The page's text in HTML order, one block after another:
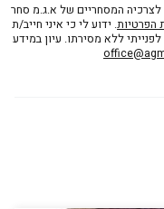
המסחריים של א.ג.מ סחר
הפרטיות. ידוע לי כי איני חייב/ת
ללא מסירתו. עיון במידע